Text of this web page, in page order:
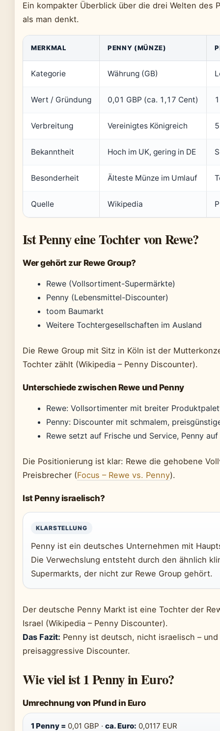
Ein kompakter Überblick über die drei Welten des
als man denkt.
MERKMAL PENNY (MÜNZE)
Kategorie Währung (GB)
Wert / Gründung 0,01 GBP (ca. 1,17 Cent)
Verbreitung Vereinigtes Königreich
Bekanntheit Hoch im UK, gering in DE
Besonderheit Älteste Münze im Umlauf
Quelle Wikipedia
Ist Penny eine Tochter von Rewe?
Wer gehört zur Rewe Group?
Rewe (Vollsortiment-Supermärkte)
Penny (Lebensmittel-Discounter)
toom Baumarkt
Weitere Tochtergesellschaften im Ausland
Die Rewe Group mit Sitz in Köln ist der
Tochter zählt (Wikipedia – Penny Discounter).
Unterschiede zwischen Rewe und Penny
Rewe: Vollsortimenter mit breiter
Penny: Discounter mit schmalem,
Rewe setzt auf Frische und Service, Penny
Die Positionierung ist klar: Rewe die gehobene
Preisbrecher (Focus – Rewe vs. Penny).
Ist Penny israelisch?
KLARSTELLUNG
Penny ist ein deutsches Unternehmen mit
Die Verwechslung entsteht durch den ähnlich
Supermarkts, der nicht zur Rewe Group gehört.
Der deutsche Penny Markt ist eine Tochter der
Israel (Wikipedia – Penny Discounter).
Das Fazit: Penny ist deutsch, nicht israelisch –
preisaggressive Discounter.
Wie viel ist 1 Penny in Euro?
Umrechnung von Pfund in Euro
1 Penny = 0,01 GBP · ca. Euro: 0,0117 EUR